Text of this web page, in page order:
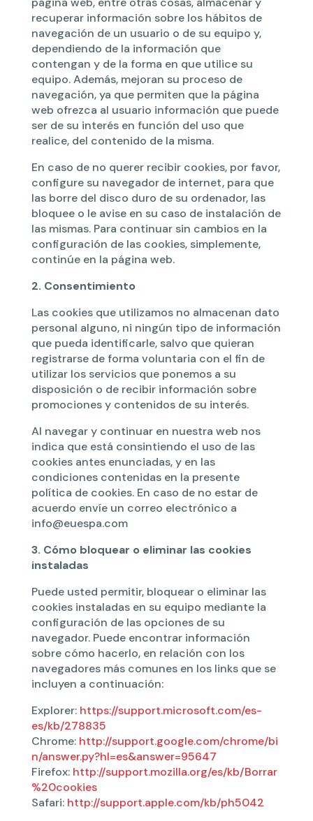
recuperar información sobre los hábitos de
navegación de un usuario o de su equipo y,
dependiendo de la información que
contengan y de la forma en que utilice su
equipo. Además, mejoran su proceso de
navegación, ya que permiten que la página
web ofrezca al usuario información que puede
ser de su interés en función del uso que
realice, del contenido de la misma.
En caso de no querer recibir cookies, por favor,
configure su navegador de internet, para que
las borre del disco duro de su ordenador, las
bloquee o le avise en su caso de instalación de
las mismas. Para continuar sin cambios en la
configuración de las cookies, simplemente,
continúe en la página web.
2. Consentimiento
Las cookies que utilizamos no almacenan dato
personal alguno, ni ningún tipo de información
que pueda identificarle, salvo que quieran
registrarse de forma voluntaria con el fin de
utilizar los servicios que ponemos a su
disposición o de recibir información sobre
promociones y contenidos de su interés.
Al navegar y continuar en nuestra web nos
indica que está consintiendo el uso de las
cookies antes enunciadas, y en las
condiciones contenidas en la presente
política de cookies. En caso de no estar de
acuerdo envíe un correo electrónico a
info@euespa.com
3. Cómo bloquear o eliminar las cookies
instaladas
Puede usted permitir, bloquear o eliminar las
cookies instaladas en su equipo mediante la
configuración de las opciones de su
navegador. Puede encontrar información
sobre cómo hacerlo, en relación con los
navegadores más comunes en los links que se
incluyen a continuación:
Explorer: https://support.microsoft.com/es-
es/kb/278835
Chrome: http://support.google.com/chrome/bi
n/answer.py?hl=es&answer=95647
Firefox: http://support.mozilla.org/es/kb/Borrar
%20cookies
Safari: http://support.apple.com/kb/ph5042